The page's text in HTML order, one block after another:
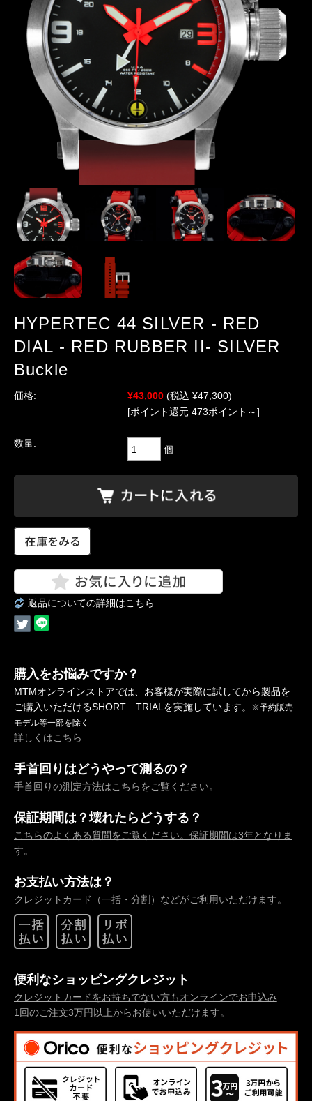
HYPERTEC 44 SILVER - RED
DIAL - RED RUBBER II- SILVER
Buckle
価格: ¥43,000 (税込 ¥47,300)
[ポイント還元 473ポイント～]
数量:
個
返品についての詳細はこちら
購入をお悩みですか？
MTMオンラインストアでは、お客様が実際に試してから製品を
ご購入いただけるSHORT TRIALを実施しています。
※予約販売
モデル等一部を除く
詳しくはこちら
手首回りはどうやって測るの？
手首回りの測定方法はこちらをご覧ください。
保証期間は？壊れたらどうする？
こちらのよくある質問をご覧ください。保証期間は3年となりま
す。
お支払い方法は？
クレジットカード（一括・分割）などがご利用いただけます。
便利なショッピングクレジット
クレジットカードをお持ちでない方もオンラインでお申込み
1回のご注文3万円以上からお使いいただけます。